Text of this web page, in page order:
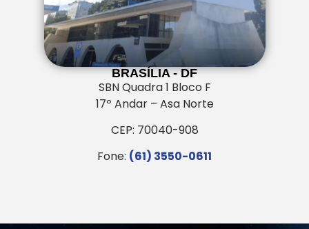
BRASÍLIA - DF
SBN Quadra 1 Bloco F
17º Andar – Asa Norte
CEP: 70040-908
Fone: (61) 3550-0611